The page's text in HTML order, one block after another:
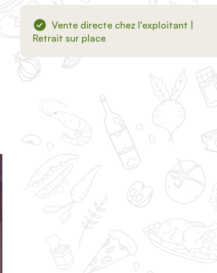
Vente directe chez l'exploitant |
Retrait sur place